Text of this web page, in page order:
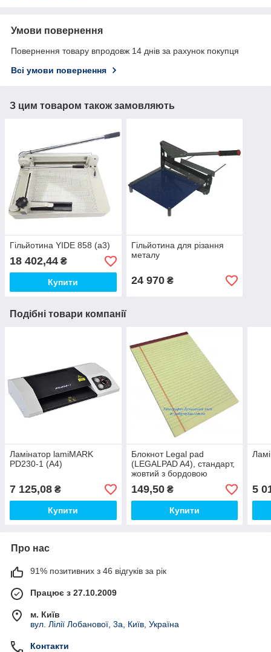
Умови повернення
Повернення товару впродовж 14 днів за рахунок покупця
Всі умови повернення
З цим товаром також замовляють
Гільйотина YIDE 858 (a3)
18 402,44 ₴
Купити
Гільйотина для різання
металу
24 970₴
Подібні товари компанії
Ламінатор lamiMARK
PD230-1 (A4)
7 125,08 ₴
Купити
Блокнот Legal pad
(LEGALPAD A4), стандарт,
жовтий з бордовою
149,50₴
Купити
5
Про нас
91% позитивних з 46 відгуків за рік
Працює з 27.10.2009
м. Київ
вул. Лілії Лобанової, 3а, Київ, Україна
Контакти